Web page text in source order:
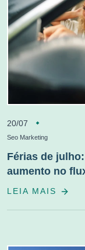
20/07
Seo Marketing
Férias de
aumento no
LEIA MAIS